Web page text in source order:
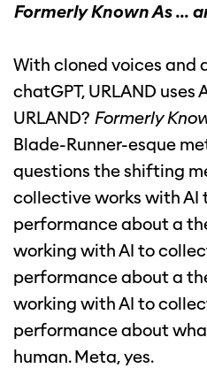
Formerly Known As ...
With cloned voices and
chatGPT, URLAND uses
URLAND? Formerly
Blade-Runner-esque
questions the shifting
collective works with AI
performance about a
working with AI to
performance about a
working with AI to
performance about
human. Meta, yes.